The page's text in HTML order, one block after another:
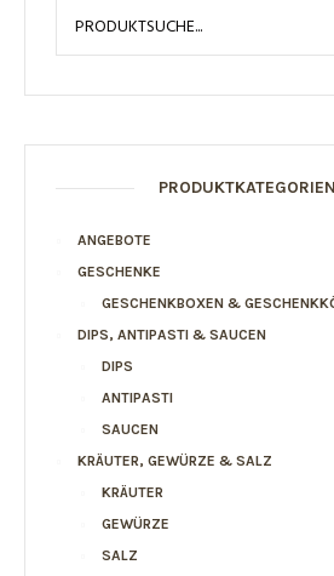
PRODUKTKATEGORIEN
ANGEBOTE
GESCHENKE
GESCHENKBOXEN &
DIPS, ANTIPASTI & SAUCEN
DIPS
ANTIPASTI
SAUCEN
KRÄUTER, GEWÜRZE & SALZ
KRÄUTER
GEWÜRZE
SALZ